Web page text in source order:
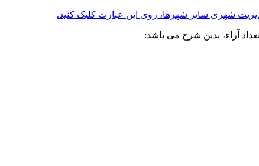
شهری سایر شهرها، روی این عبارت کلیک کنید.
آراء، بدین شرح می باشد: